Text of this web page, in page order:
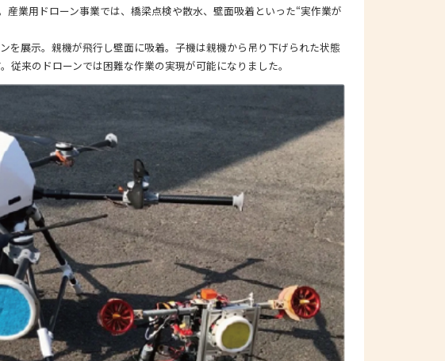
業用ドローン事業では、橋梁点検や散水、壁面吸着といった“実作業が
を展示。親機が飛行し壁面に吸着。子機は親機から吊り下げられた状態
来のドローンでは困難な作業の実現が可能になりました。